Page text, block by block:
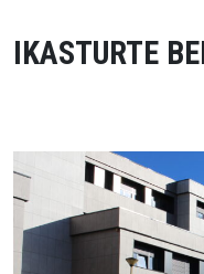
IKASTURTE